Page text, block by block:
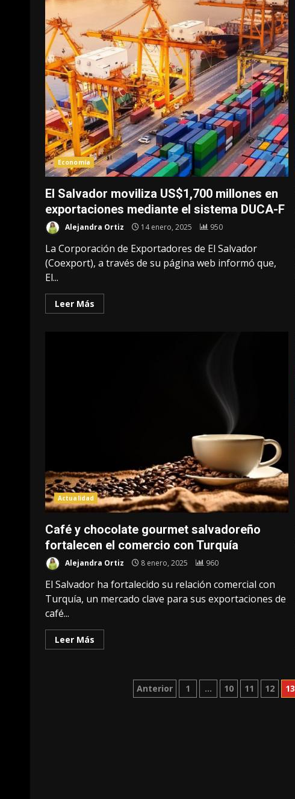
Economía
El Salvador moviliza US$1,700 millones en
exportaciones mediante el sistema DUCA-F
Alejandra Ortiz 14 enero, 2025 950
La Corporación de Exportadores de El Salvador
(Coexport), a través de su página web informó que,
El...
Leer Más
Actualidad
Café y chocolate gourmet salvadoreño
fortalecen el comercio con Turquía
Alejandra Ortiz 8 enero, 2025 960
El Salvador ha fortalecido su relación comercial con
Turquía, un mercado clave para sus exportaciones de
café...
Leer Más
Paginación
Anterior 1 … 10 11 12 13